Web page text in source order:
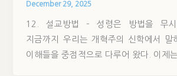
December 29, 2025
12. 설교방법 – 성령은 방법을 무
지금까지 우리는 개혁주의 신학에서 말
이해들을 중점적으로 다루어 왔다. 이제